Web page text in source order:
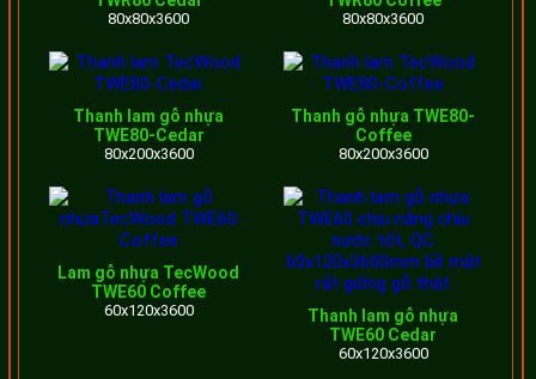
Thi công lam nhựa giả gỗ cho cầu thang
Lam nhựa giả gỗ trang trí cầu thang
Sử dụng lam nhựa giả gỗ WPC khi làm vách ngăn phòng
khách hoặc cầu thang, phòng bếp là một ý tưởng vô cùng
độc đáo.
Với ưu điểm màu sắc hài hòa, giống với gỗ tự nhiên nên
lam gỗ nhựacó thể thay thế hoàn toàn các vật liệu khác.
Ngoài ra, với khả năng chống cháy, dễ vệ sinh, ít bị bám
bẩn nên hiện nay sản phẩm wood plastic composite cũng
80x80x3600 80x80x3600
Thanh lam gỗ nhựa
TWE80-Cedar
80x200x3600
Thanh gỗ nhựa TWE80-
Coffee
80x200x3600
Lam gỗ nhựa TecWood
TWE60 Coffee
60x120x3600
Thanh lam gỗ nhựa
TWE60 Cedar
60x120x3600